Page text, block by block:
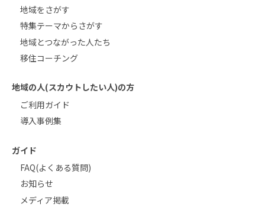
地域をさがす
特集テーマからさがす
地域とつながった人たち
移住コーチング
地域の人(スカウトしたい人)の方
ご利用ガイド
導入事例集
ガイド
FAQ(よくある質問)
お知らせ
メディア掲載